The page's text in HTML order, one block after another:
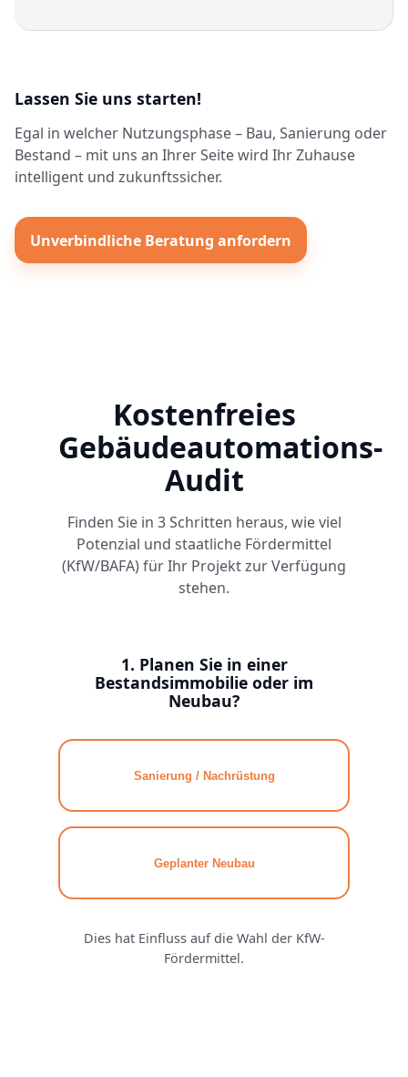
Lassen Sie uns starten!
Egal in welcher Nutzungsphase – Bau, Sanierung oder
Bestand – mit uns an Ihrer Seite wird Ihr Zuhause
intelligent und zukunftssicher.
Unverbindliche Beratung anfordern
Kostenfreies
Gebäudeautomations-
Audit
Finden Sie in 3 Schritten heraus, wie viel
Potenzial und staatliche Fördermittel
(KfW/BAFA) für Ihr Projekt zur Verfügung
stehen.
1. Planen Sie in einer
Bestandsimmobilie oder im
Neubau?
Sanierung / Nachrüstung
Geplanter Neubau
Dies hat Einfluss auf die Wahl der KfW-
Fördermittel.